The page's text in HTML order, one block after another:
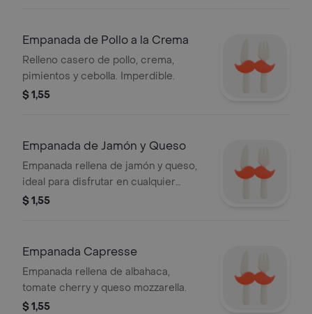
Empanada de Pollo a la Crema
Relleno casero de pollo, crema,
pimientos y cebolla. Imperdible.
$ 1,55
Empanada de Jamón y Queso
Empanada rellena de jamón y queso,
ideal para disfrutar en cualquier
momento.
$ 1,55
Empanada Capresse
Empanada rellena de albahaca,
tomate cherry y queso mozzarella.
$ 1,55